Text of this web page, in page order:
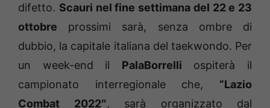
difetto. Scauri nel fine settimana del 22 e 23
ottobre prossimi sarà, senza ombre di
dubbio, la capitale italiana del taekwondo. Per
un week-end il PalaBorrelli ospiterà il
campionato interregionale che, “Lazio
Combat 2022″, sarà organizzato dal